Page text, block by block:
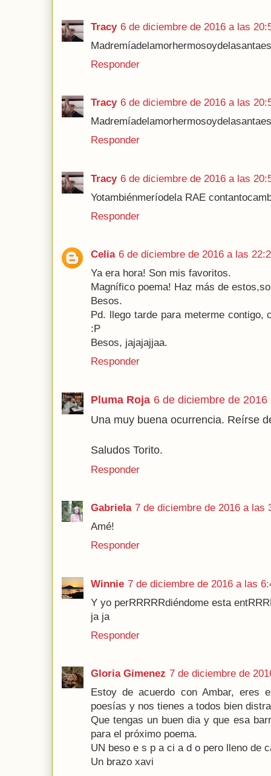
Tracy 6 de diciembre de 2016 a las
Responder
Tracy 6 de diciembre de 2016 a las
Responder
Tracy 6 de diciembre de 2016 a las
Yotambiénmeríodela RAE
Responder
Celia 6 de diciembre de 2016 a las
Ya era hora! Son mis favoritos.
Magnífico poema! Haz más de
Besos.
Pd. llego tarde para meterme contigo,
:P
Besos, jajajajjaa.
Responder
Pluma Roja 6 de diciembre de 2016
Una muy buena ocurrencia. Reírse
Saludos Torito.
Responder
Gabriela 7 de diciembre de 2016 a las
Amé!
Responder
Winnie 7 de diciembre de 2016 a las
Y yo perRRRRRdiéndome esta
ja ja
Responder
Gloria Gimenez 7 de diciembre de
Estoy de acuerdo con Ambar,
poesías y nos tienes a todos bien
Que tengas un buen dia y que esa
para el próximo poema.
UN beso e s p a ci a d o pero lleno de
Un brazo xavi